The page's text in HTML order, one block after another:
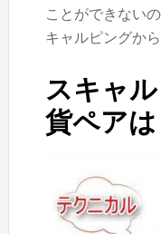
ことができない
キャルピングか
スキャ
貨ペアは